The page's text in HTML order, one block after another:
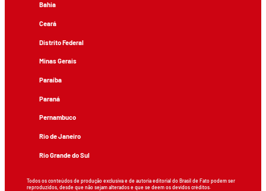
Bahia
Ceará
Distrito Federal
Minas Gerais
Paraíba
Paraná
Pernambuco
Rio de Janeiro
Rio Grande do Sul
Todos os conteúdos de produção exclusiva e de autoria editorial do Brasil de Fato podem ser
reproduzidos, desde que não sejam alterados e que se deem os devidos créditos.